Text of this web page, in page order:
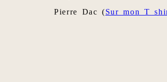
Pierre Dac (Sur mon T